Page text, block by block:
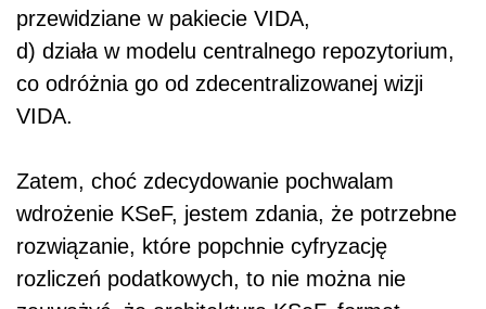
przewidziane w pakiecie VIDA,
d) działa w modelu centralnego repozytorium,
co odróżnia go od zdecentralizowanej wizji
VIDA.
Zatem, choć zdecydowanie pochwalam
wdrożenie KSeF, jestem zdania, że potrzebne
rozwiązanie, które popchnie cyfryzację
rozliczeń podatkowych, to nie można nie